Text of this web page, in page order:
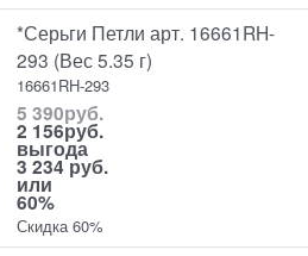
*Серьги Петли арт. 16661RH-
293 (Вес 5.35 г)
16661RH-293
5 390руб.
2 156руб.
выгода
3 234 руб.
или
60%
Скидка 60%